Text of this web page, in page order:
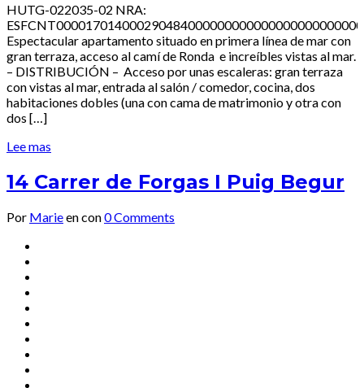
HUTG-022035-02 NRA:
Espectacular apartamento situado en primera línea de mar con
gran terraza, acceso al camí de Ronda e increíbles vistas al mar.
– DISTRIBUCIÓN – Acceso por unas escaleras: gran terraza
con vistas al mar, entrada al salón / comedor, cocina, dos
habitaciones dobles (una con cama de matrimonio y otra con
dos […]
Lee mas
14 Carrer de Forgas I Puig Begur
Por Marieencon0 Comments